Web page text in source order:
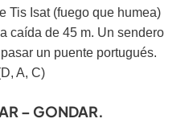
Tis Isat (fuego que humea)
caída de 45 m. Un sendero
un puente portugués.
A, C)
– GONDAR.